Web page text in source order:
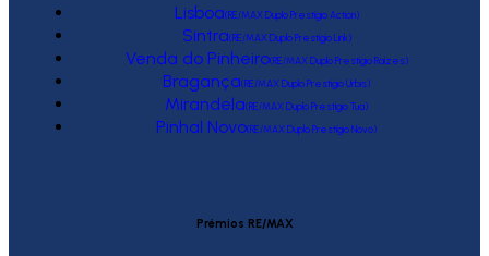
Lisboa(RE/MAX Duplo Prestígio Action)
Sintra(RE/MAX Duplo Prestígio Link)
Venda do Pinheiro(RE/MAX Duplo Prestígio Raízes)
Bragança(RE/MAX Duplo Prestígio Urbis)
Mirandela(RE/MAX Duplo Prestígio Tua)
Pinhal Novo(RE/MAX Duplo Prestígio Novo)
Prémios RE/MAX